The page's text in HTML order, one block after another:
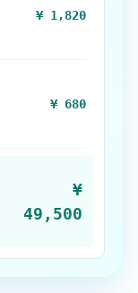
¥ 1,820
¥ 680
¥
49,500